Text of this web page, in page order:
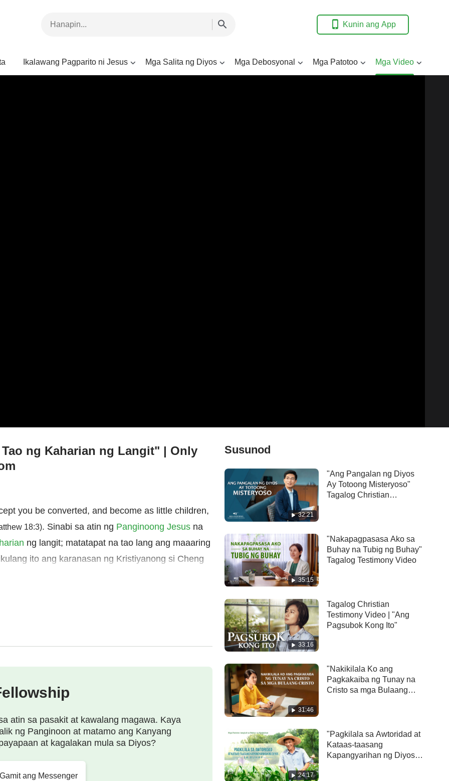
Kunin ang App
Ikalawang Pagparito ni Jesus Mga Salita ng Diyos Mga Debosyonal Mga Patotoo Mga Video
ng Kaharian ng Langit" | Only
you be converted, and become as little children,
18:3). Sinabi sa atin ng Panginoong Jesus na
ng langit; matatapat na tao lang ang maaaring
ito ang karanasan ng Kristiyanong si Cheng
niyang maging
pang-araw-araw na buhay, hindi pa rin niya
sa Diyos, ngunit sa pamamagitan ng paulit-ulit na
sa kanyang puso. Kalaunan nang arestuhin siya
mamamatay bago magsinungaling at ayaw niyang
patotoo para sa Diyos. Nagawa ni Cheng Nuo na
at sundin ang Diyos. Kaya ano ba talaga ang
atin sa pasakit at kawalang magawa. Kaya
ng Panginoon at matamo ang Kanyang
at kagalakan mula sa Diyos?
ang Messenger
Susunod
32:21
"Ang Pangalan ng Diyos
Ay Totoong Misteryoso"
Tagalog Christian
35:15
"Nakapagpasasa Ako sa
Buhay na Tubig ng Buhay"
Tagalog Testimony Video
33:16
Tagalog Christian
Testimony Video | "Ang
Pagsubok Kong Ito"
31:46
"Nakikilala Ko ang
Pagkakaiba ng Tunay na
Cristo sa mga Bulaang
24:17
"Pagkilala sa Awtoridad at
Kataas-taasang
Kapangyarihan ng Diyos